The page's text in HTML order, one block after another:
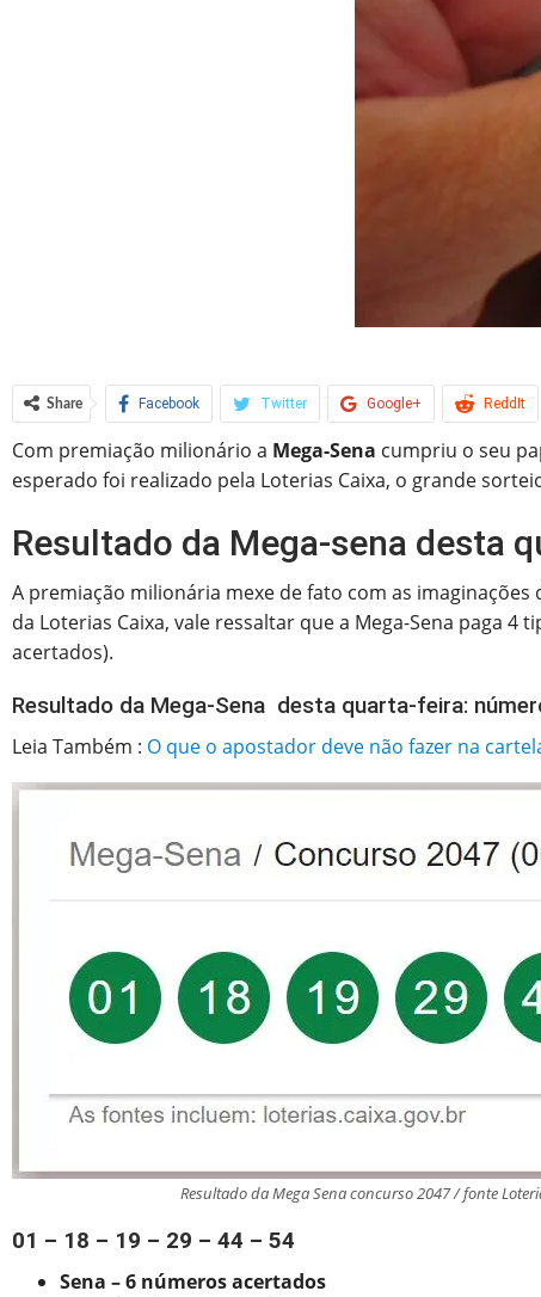
Share Facebook Twitter Google+ ReddIt
Com premiação milionário a Mega-Sena cumpriu o seu
esperado foi realizado pela Loterias Caixa, o grande
Resultado da Mega-sena desta
A premiação milionária mexe de fato com as
da Loterias Caixa, vale ressaltar que a Mega-Sena paga
acertados).
Resultado da Mega-Sena desta quarta-feira:
Leia Também : O que o apostador deve não fazer na
Resultado da Mega Sena concurso 2047 / fonte
01 – 18 – 19 – 29 – 44 – 54
Sena – 6 números acertados